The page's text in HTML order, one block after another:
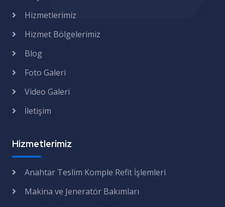
Hizmetlerimiz
Hizmet Bölgelerimiz
Blog
Foto Galeri
Video Galeri
İletişim
Hizmetlerimiz
Anahtar Teslim Komple Refit İşlemleri
Makina ve Jeneratör Bakımları